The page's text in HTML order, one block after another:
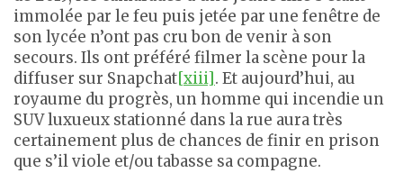
immolée par le feu puis jetée par une fenêtre de
son lycée n’ont pas cru bon de venir à son
secours. Ils ont préféré filmer la scène pour la
diffuser sur Snapchat[xiii]. Et aujourd’hui, au
royaume du progrès, un homme qui incendie un
SUV luxueux stationné dans la rue aura très
certainement plus de chances de finir en prison
que s’il viole et/ou tabasse sa compagne.